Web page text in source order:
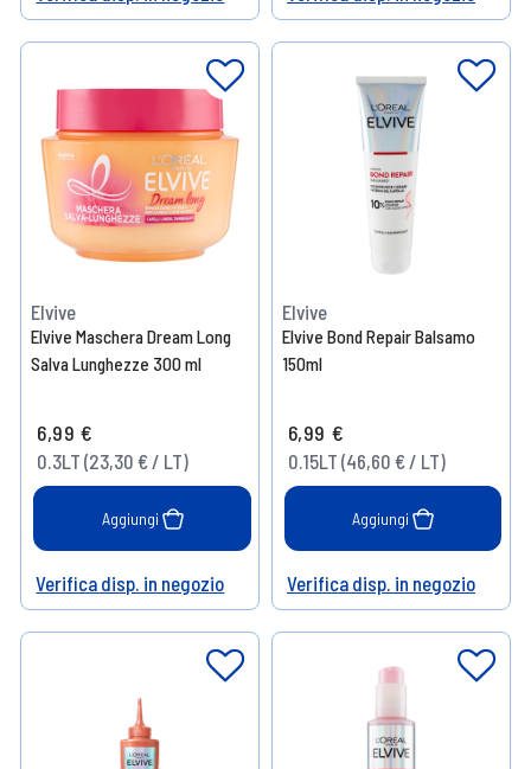
Help Help
Elvive
Elvive Maschera Dream Long
Salva Lunghezze 300 ml
6,99 €
0.3LT (23,30 € / LT)
Aggiungi
Help
Verifica disp. in negozio
Elvive
Elvive Bond Repair Balsamo
150ml
6,99 €
0.15LT (46,60 € / LT)
Aggiungi
Help
Verifica disp. in negozio